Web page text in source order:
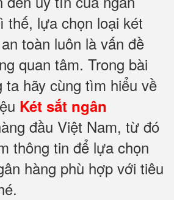
thế, lựa chọn loại két
toàn luôn là vấn đề
quan tâm. Trong bài
ta hãy cùng tìm hiểu về
Két sắt ngân
đầu Việt Nam, từ đó
thông tin để lựa chọn
hàng phù hợp với tiêu